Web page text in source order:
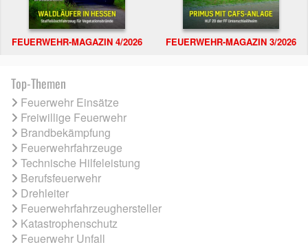
FEUERWEHR-MAGAZIN 4/2026 FEUERWEHR-MAGAZIN 3/2026
Top-Themen
Feuerwehr Einsätze
Freiwillige Feuerwehr
Brandbekämpfung
Feuerwehrfahrzeuge
Technische Hilfeleistung
Berufsfeuerwehr
Drehleiter
Feuerwehrfahrzeughersteller
Katastrophenschutz
Feuerwehr Unfall